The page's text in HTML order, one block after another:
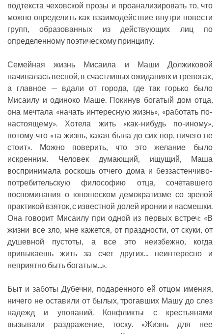
подтекста чеховской прозы и проанализировать то, что
можно определить как взаимодействие внутри повести
групп, образованных из действующих лиц по
определенному поэтическому принципу.
Семейная жизнь Мисаила и Маши Должиковой
начиналась весной, в счастливых ожиданиях и тревогах,
а главное — вдали от города, где так горько было
Мисаилу и одиноко Маше. Покинув богатый дом отца,
она мечтала «начать интересную жизнь», «работать по-
настоящему». Хотела жить «как-нибудь по-иному»,
потому что «та жизнь, какая была до сих пор, ничего не
стоит». Можно поверить, что это желание было
искренним. Человек думающий, ищущий, Маша
воспринимала роскошь отчего дома и беззастенчиво-
потребительскую философию отца, сочетавшего
воспоминания о юношеском демократизме со зрелой
практикой взяток, с известной долей иронии и насмешки.
Она говорит Мисаилу при одной из первых встреч: «В
жизни все зло, мне кажется, от праздности, от скуки, от
душевной пустоты, а все это неизбежно, когда
привыкаешь жить за счет других... неинтересно и
неприятно быть богатым...».
Быт и заботы Дубечни, подаренного ей отцом имения,
ничего не оставили от былых, трогавших Машу до слез
надежд и упований. Конфликты с крестьянами
вызывали раздражение, тоску. «Жизнь для нее